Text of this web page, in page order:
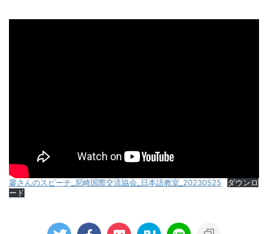
廖さんのスピーチ_尼崎国際交流協会_日本語教室_20230525
ダウンロ
ード